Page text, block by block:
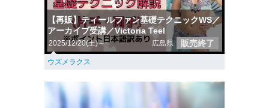
【再販】ティールファン基礎テクニックWS／
アーカイブ受講／Victoria Teel
2025/12/20(土)～ 広島県 販売終了
ウズメラクス